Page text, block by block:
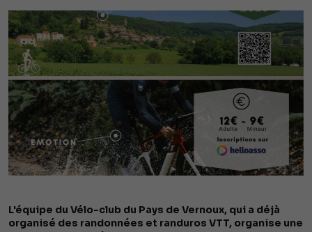
L'équipe du Vélo-club du Pays de Vernoux, qui a déjà
organisé des randonnées et randuros VTT, organise une